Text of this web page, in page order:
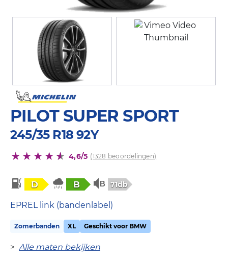
PILOT SUPER SPORT
245/35 R18 92Y
4,6/5 (1328 beoordelingen)
D B 71db
EPREL link (bandenlabel)
Zomerbanden XL Geschikt voor BMW
> Alle maten bekijken